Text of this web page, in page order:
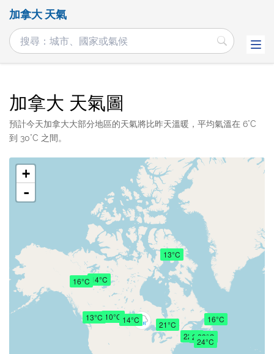
加拿大 天氣
加拿大 天氣圖
預計今天加拿大大部分地區的天氣將比昨天溫暖，平均氣溫在 6°C
到 30°C 之間。
21°C
22°C
10°C
13°C
24°C
23°C
14°C
13°C
16°C
24°C
16°C
14°C
+
-